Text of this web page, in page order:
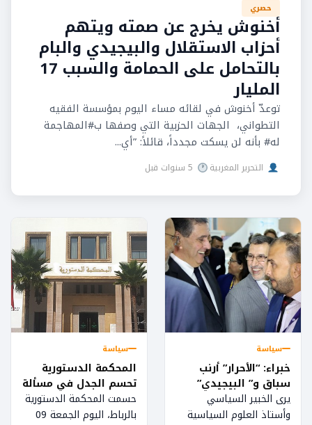
حصري
أخنوش يخرج عن صمته ويتهم
أحزاب الاستقلال والبيجيدي والبام
بالتحامل على الحمامة والسبب 17
المليار
توعدّ أخنوش في لقائه مساء اليوم بمؤسسة الفقيه
التطواني، الجهات الحزبية التي وصفها ب#المهاجمة
له# بأنه لن يسكت مجدداً، قائلاً: ”أي...
التحرير المغربية
سياسة
خبراء: “الأحرار” أرنب
سباق و” البيجيدي”
خارج استحقاقات 2021
يرى الخبير السياسي
وأستاذ العلوم السياسية
سياسة
المحكمة الدستورية
تحسم الجدل في مسألة
القاسم الانتخابي
حسمت المحكمة الدستورية
بالرباط، اليوم الجمعة 09